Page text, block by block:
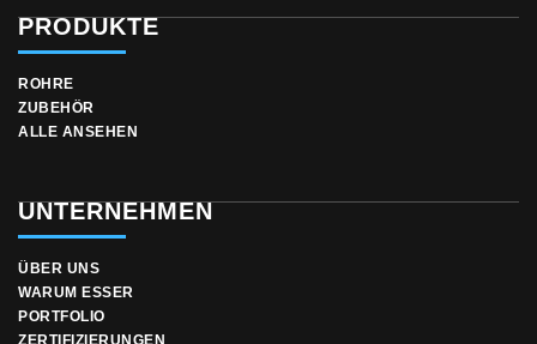
PRODUKTE
ROHRE
ZUBEHÖR
ALLE ANSEHEN
UNTERNEHMEN
ÜBER UNS
WARUM ESSER
PORTFOLIO
ZERTIFIZIERUNGEN